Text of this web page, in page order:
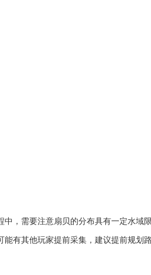
，需要注意扇贝的分布具有一定水域
有其他玩家提前采集，建议提前规划